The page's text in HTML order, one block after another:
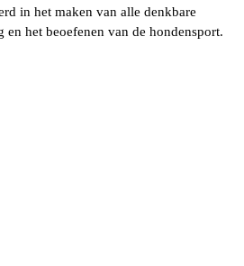
in het maken van alle denkbare
het beoefenen van de hondensport.